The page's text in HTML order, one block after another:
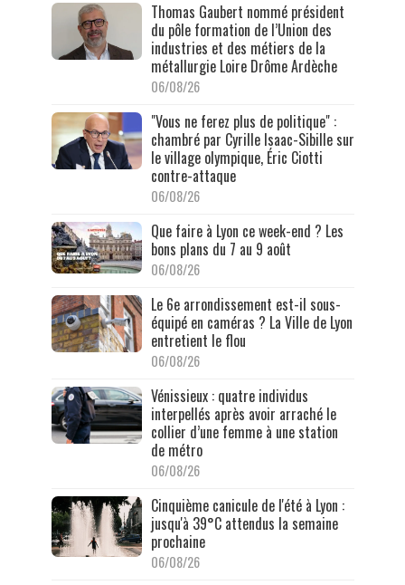
Thomas Gaubert nommé président
du pôle formation de l’Union des
industries et des métiers de la
métallurgie Loire Drôme Ardèche
06/08/26
"Vous ne ferez plus de politique" :
chambré par Cyrille Isaac-Sibille sur
le village olympique, Éric Ciotti
contre-attaque
06/08/26
Que faire à Lyon ce week-end ? Les
bons plans du 7 au 9 août
06/08/26
Le 6e arrondissement est-il sous-
équipé en caméras ? La Ville de Lyon
entretient le flou
06/08/26
Vénissieux : quatre individus
interpellés après avoir arraché le
collier d’une femme à une station
de métro
06/08/26
Cinquième canicule de l'été à Lyon :
jusqu'à 39°C attendus la semaine
prochaine
06/08/26